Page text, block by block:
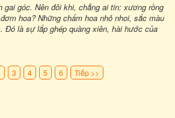
gai góc. Nên đôi khi, chẳng ai tin: xương rồng
hoa? Những chấm hoa nhỏ nhoi, sắc màu
Đó là sự lắp ghép quàng xiên, hài hước của
3 4 5 6 Tiếp >>